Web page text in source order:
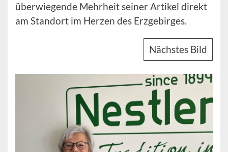
überwiegende Mehrheit seiner Artikel direkt
am Standort im Herzen des Erzgebirges.
Nächstes Bild